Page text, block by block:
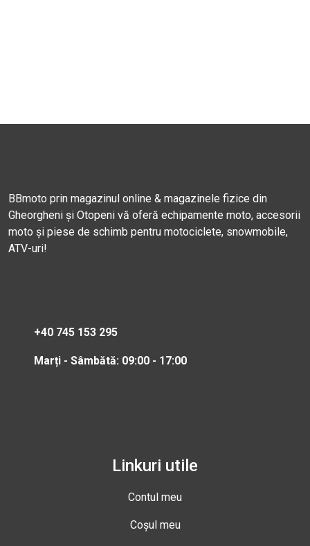
BBmoto prin magazinul online & magazinele fizice din
Gheorgheni și Otopeni vă oferă echipamente moto, accesorii
moto și piese de schimb pentru motociclete, snowmobile,
ATV-uri!
+40 745 153 295
Marți - Sâmbătă: 09:00 - 17:00
Linkuri utile
Contul meu
Coșul meu